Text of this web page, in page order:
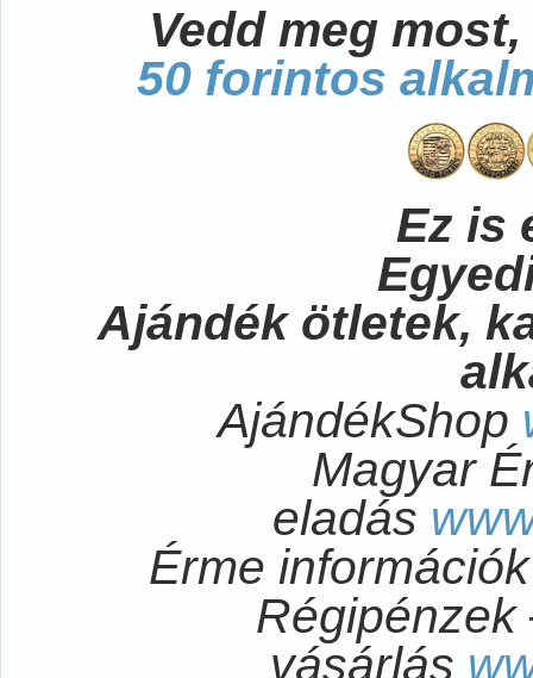
Vedd meg
50 forintos
Ez is
Ajándék ötletek,
AjándékShop
Magyar
eladás
Érme
Régipénzek
vásárlás